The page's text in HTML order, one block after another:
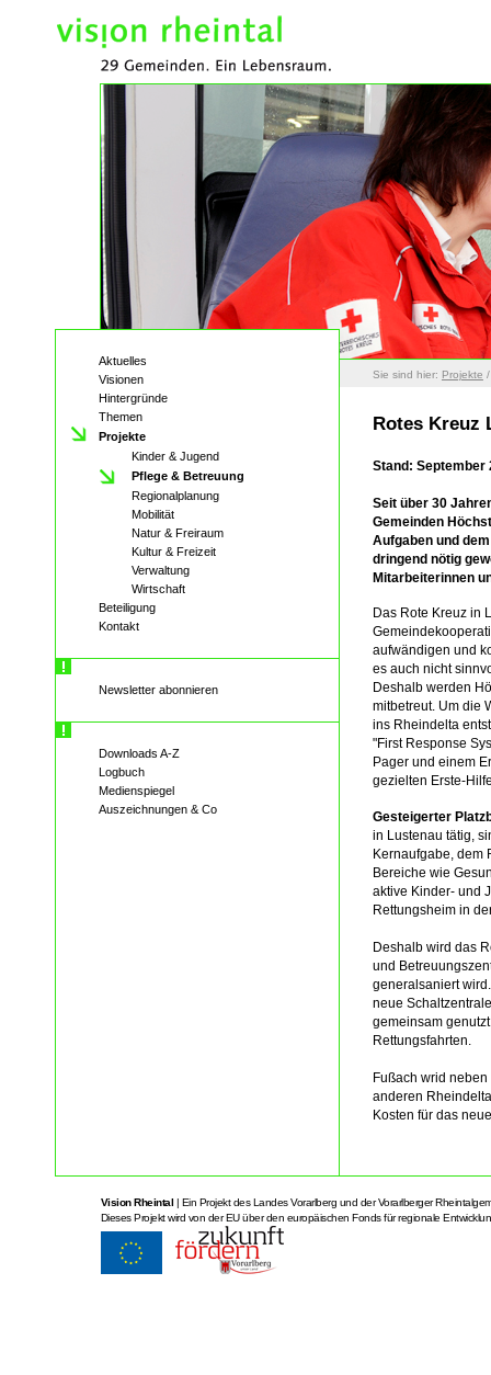
Sie sind hier: Projekte
Aktuelles
Visionen
Hintergründe
Themen
Projekte
Kinder & Jugend
Pflege & Betreuung
Regionalplanung
Mobilität
Natur & Freiraum
Kultur & Freizeit
Verwaltung
Wirtschaft
Beteiligung
Kontakt
Newsletter abonnieren
Downloads A-Z
Logbuch
Medienspiegel
Auszeichnungen & Co
Rotes Kreuz
Stand: September
Seit über 30
Gemeinden
Aufgaben und
dringend nötig
Mitarbeiterinnen
Das Rote Kreuz in
aufwändigen und
es auch nicht
Deshalb werden
mitbetreut. Um die
ins Rheindelta
"First Response
Pager und einem
gezielten Erste-
Gesteigerter
in Lustenau tätig,
Kernaufgabe, dem
Bereiche wie
aktive Kinder- und
Rettungsheim in
Deshalb wird das
und
generalsaniert
neue
gemeinsam
Rettungsfahrten.
Fußach wrid
anderen
Kosten für das
Vision Rheintal | Ein Projekt des Landes Vorarlberg und der Vorarlberger
Dieses Projekt wird von der EU über den europäischen Fonds für regionale